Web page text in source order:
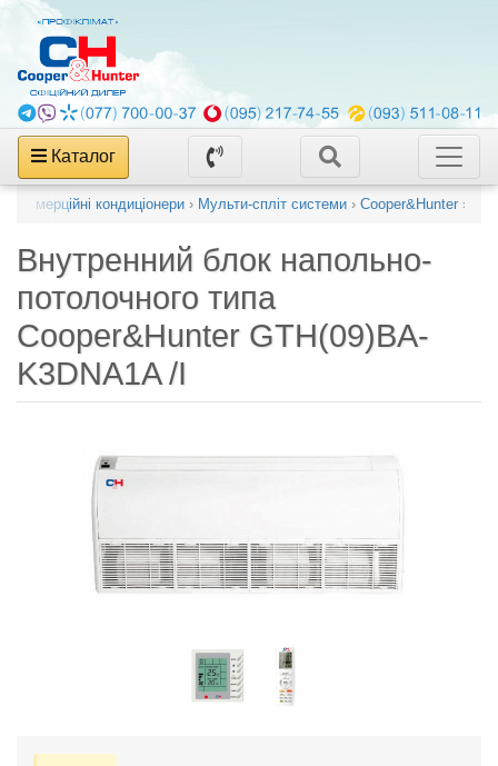
Каталог
Комерційні кондиціонери › Мульти-спліт системи › Cooper&Hunter ›
Внутренний блок напольно-
потолочного типа
Cooper&Hunter GTH(09)BA-
K3DNA1A /I